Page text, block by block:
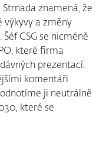
Strnada znamená, že
výkyvy a změny
CSG se nicméně
které firma
prezentací.
komentáři
ji neutrálně
které se